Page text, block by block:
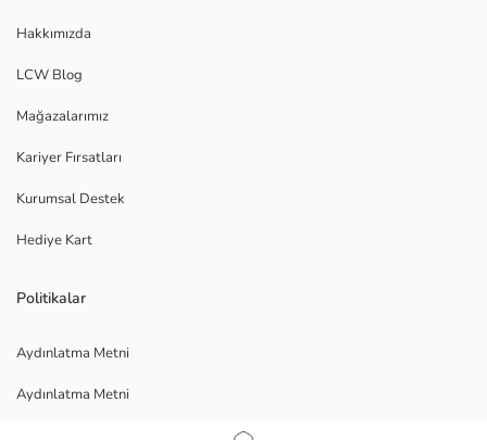
Hakkımızda
LCW Blog
Mağazalarımız
Kariyer Fırsatları
Kurumsal Destek
Hediye Kart
Politikalar
Aydınlatma Metni
Aydınlatma Metni